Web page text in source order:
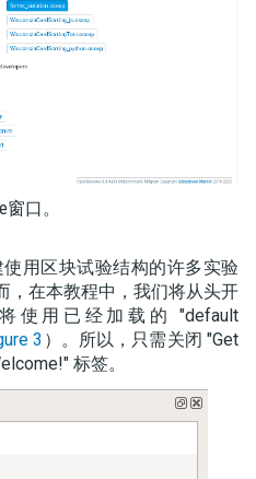
口。
用区块试验结构的许多实验
，在本教程中，我们将从头开
使用已经加载的 "default
3 ）。所以，只需关闭 "Get
标签。